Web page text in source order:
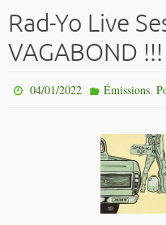
Rad-Yo Live
VAGABOND !!!
04/01/2022 Émissions,